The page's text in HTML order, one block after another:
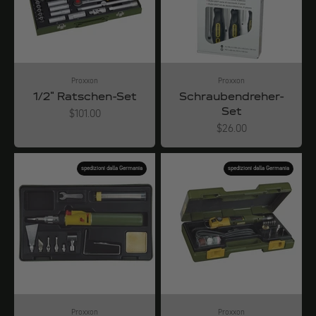
Proxxon
1/2" Ratschen-Set
Angebot
$101.00
Proxxon
Schraubendreher-
Set
Angebot
$26.00
spedizioni dalla Germania
Proxxon
spedizioni dalla Germania
Proxxon